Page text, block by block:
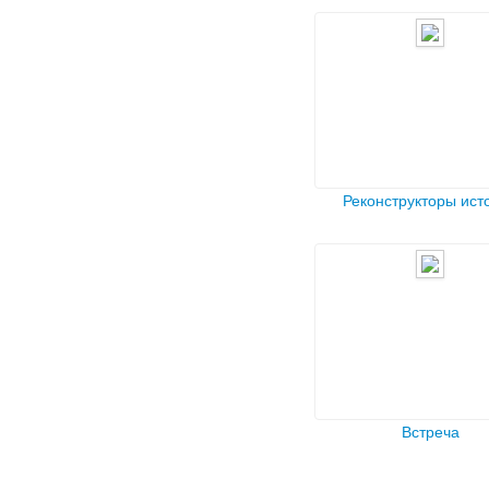
Реконструкторы
Встреча